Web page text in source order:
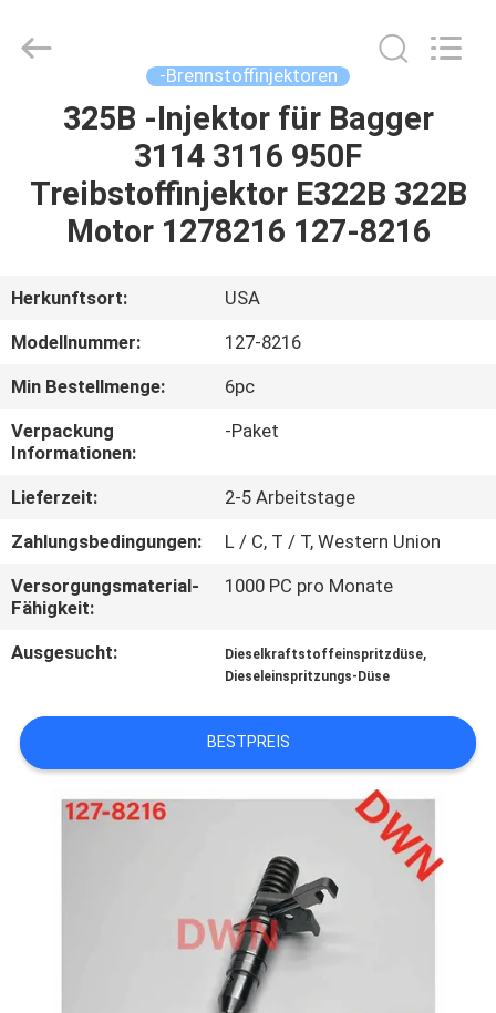
HAUS
PRODUKTE
UNS
AUSFLUG
TRETEN
SIE
MIT
UNS
VERBINDUNG
FORDERN
Parts
Co.,LTD.
-Brennstoffinjektoren
325B -Injektor für Bagger
3114 3116 950F
Treibstoffinjektor E322B 322B
Motor 1278216 127-8216
Herkunftsort:
USA
Modellnummer:
127-8216
Min Bestellmenge:
6pc
Verpackung
Informationen:
-Paket
Lieferzeit:
2-5 Arbeitstage
Zahlungsbedingungen:
L / C, T / T, Western Union
Versorgungsmaterial-
Fähigkeit:
1000 PC pro Monate
Ausgesucht: Dieselkraftstoffeinspritzdüse,
Dieseleinspritzungs-Düse
BESTPREIS